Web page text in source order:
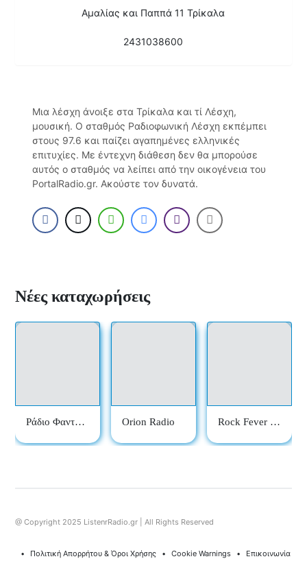
Αμαλίας και Παππά 11 Τρίκαλα
2431038600
Μια λέσχη άνοιξε στα Τρίκαλα και τί Λέσχη,
μουσική. Ο σταθμός Ραδιοφωνική Λέσχη εκπέμπει
στους 97.6 και παίζει αγαπημένες ελληνικές
επιτυχίες. Με έντεχνη διάθεση δεν θα μπορούσε
αυτός ο σταθμός να λείπει από την οικογένεια του
PortalRadio.gr. Ακούστε τον δυνατά.
Νέες καταχωρήσεις
Ράδιο Φαντασί
Orion Radio
Rock Fever R
@ Copyright 2025 ListenrRadio.gr | All Rights Reserved
⠀•⠀ Πολιτική Απορρήτου & Όροι Χρήσης ⠀•⠀Cookie Warnings ⠀•⠀ Επικοινωνία